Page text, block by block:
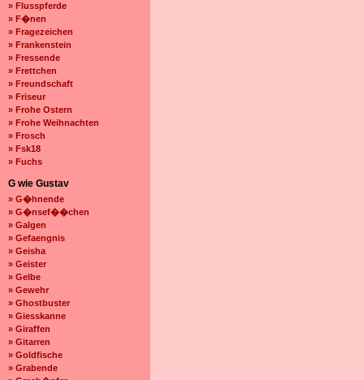
» Flusspferde
» F�nen
» Fragezeichen
» Frankenstein
» Fressende
» Frettchen
» Freundschaft
» Friseur
» Frohe Ostern
» Frohe Weihnachten
» Frosch
» Fsk18
» Fuchs
G wie Gustav
» G�hnende
» G�nsef��chen
» Galgen
» Gefaengnis
» Geisha
» Geister
» Gelbe
» Gewehr
» Ghostbuster
» Giesskanne
» Giraffen
» Gitarren
» Goldfische
» Grabende